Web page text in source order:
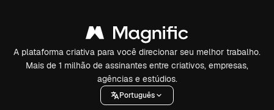
A plataforma criativa para você direcionar seu melhor trabalho.
Mais de 1 milhão de assinantes entre criativos, empresas,
agências e estúdios.
Português